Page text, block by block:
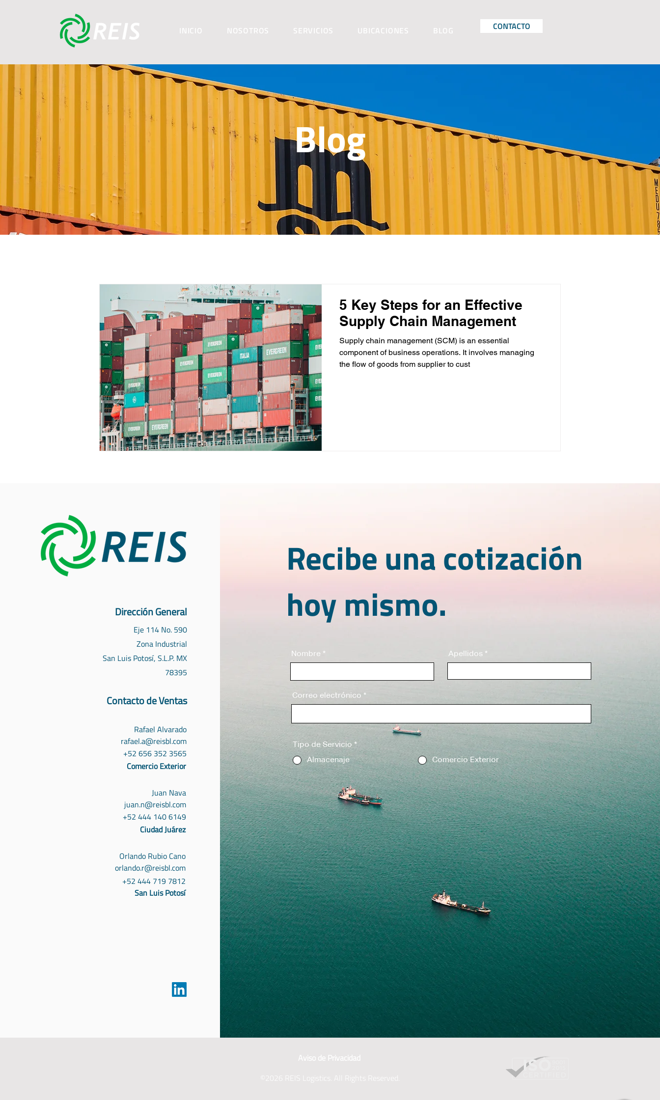
INICIO NOSOTROS SERVICIOS UBICACIONES BLOG CONTACTO
Blog
5 Key Steps for an Effective
Supply Chain Management
Supply chain management (SCM) is an essential
component of business operations. It involves managing
the flow of goods from supplier to cust
Dirección General
Eje 114 No. 590
Zona Industrial
San Luis Potosí, S.L.P. MX
78395
Contacto de Ventas
Rafael Alvarado
rafael.a@reisbl.com
‪+52 656 352 3565‬
Comercio Exterior
Juan Nava
juan.n@reisbl.com
+52 444 140 6149
Ciudad Juárez
Orlando Rubio Cano
orlando.r@reisbl.com
+52 444 719 7812
San Luis Potosí
Recibe una cotización
hoy mismo.
Nombre Apellidos
Correo electrónico
Tipo de Servicio *
Almacenaje
Comercio Exterior
Aviso de Privacidad
©2026 REIS Logistics. All Rights Reserved.